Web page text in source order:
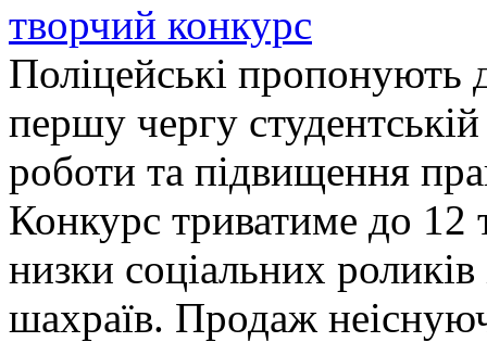
творчий конкурс
Поліцейські пропонують
першу чергу
роботи та підвищення
Конкурс триватиме до 12
низки соціальних
шахраїв. Продаж